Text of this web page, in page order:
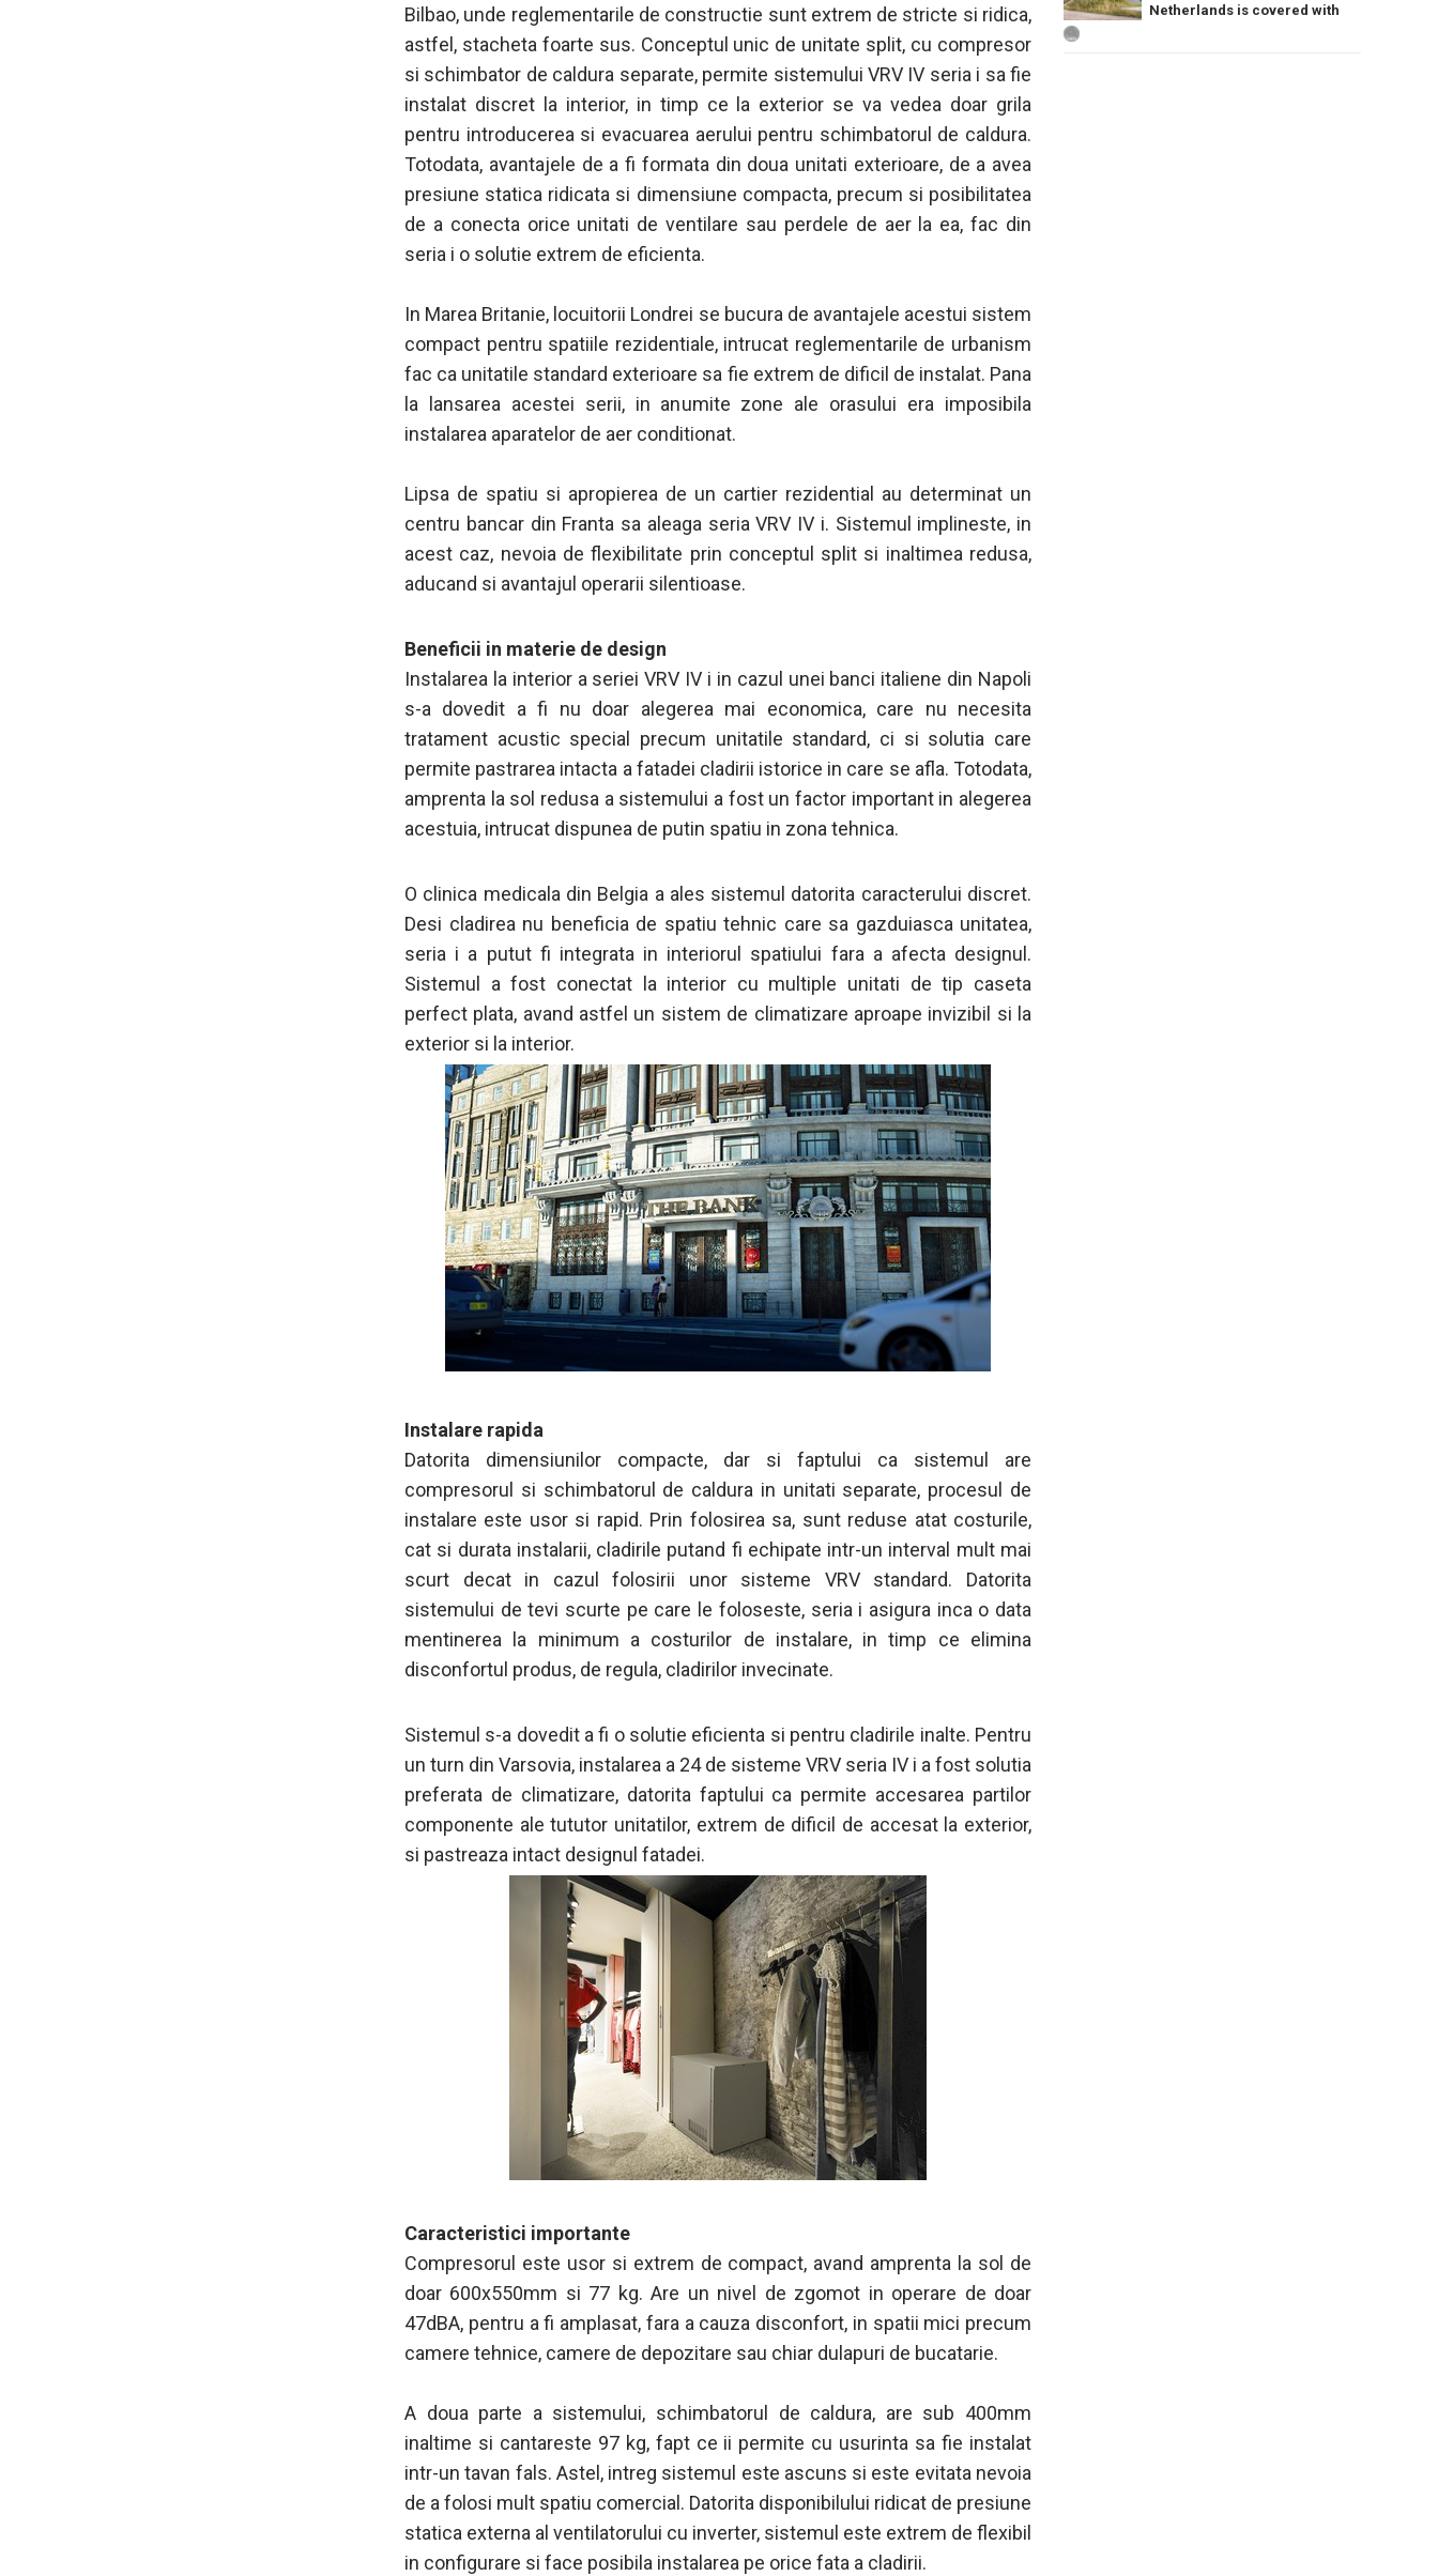
Bilbao, unde reglementarile de constructie sunt extrem de stricte si ridica,
astfel, stacheta foarte sus. Conceptul unic de unitate split, cu compresor
si schimbator de caldura separate, permite sistemului VRV IV seria i sa fie
instalat discret la interior, in timp ce la exterior se va vedea doar grila
pentru introducerea si evacuarea aerului pentru schimbatorul de caldura.
Totodata, avantajele de a fi formata din doua unitati exterioare, de a avea
presiune statica ridicata si dimensiune compacta, precum si posibilitatea
de a conecta orice unitati de ventilare sau perdele de aer la ea, fac din
seria i o solutie extrem de eficienta.
In Marea Britanie, locuitorii Londrei se bucura de avantajele acestui sistem
compact pentru spatiile rezidentiale, intrucat reglementarile de urbanism
fac ca unitatile standard exterioare sa fie extrem de dificil de instalat. Pana
la lansarea acestei serii, in anumite zone ale orasului era imposibila
instalarea aparatelor de aer conditionat.
Lipsa de spatiu si apropierea de un cartier rezidential au determinat un
centru bancar din Franta sa aleaga seria VRV IV i. Sistemul implineste, in
acest caz, nevoia de flexibilitate prin conceptul split si inaltimea redusa,
aducand si avantajul operarii silentioase.
Beneficii in materie de design
Instalarea la interior a seriei VRV IV i in cazul unei banci italiene din Napoli
s-a dovedit a fi nu doar alegerea mai economica, care nu necesita
tratament acustic special precum unitatile standard, ci si solutia care
permite pastrarea intacta a fatadei cladirii istorice in care se afla. Totodata,
amprenta la sol redusa a sistemului a fost un factor important in alegerea
acestuia, intrucat dispunea de putin spatiu in zona tehnica.
O clinica medicala din Belgia a ales sistemul datorita caracterului discret.
Desi cladirea nu beneficia de spatiu tehnic care sa gazduiasca unitatea,
seria i a putut fi integrata in interiorul spatiului fara a afecta designul.
Sistemul a fost conectat la interior cu multiple unitati de tip caseta
perfect plata, avand astfel un sistem de climatizare aproape invizibil si la
exterior si la interior.
Instalare rapida
Datorita dimensiunilor compacte, dar si faptului ca sistemul are
compresorul si schimbatorul de caldura in unitati separate, procesul de
instalare este usor si rapid. Prin folosirea sa, sunt reduse atat costurile,
cat si durata instalarii, cladirile putand fi echipate intr-un interval mult mai
scurt decat in cazul folosirii unor sisteme VRV standard. Datorita
sistemului de tevi scurte pe care le foloseste, seria i asigura inca o data
mentinerea la minimum a costurilor de instalare, in timp ce elimina
disconfortul produs, de regula, cladirilor invecinate.
Sistemul s-a dovedit a fi o solutie eficienta si pentru cladirile inalte. Pentru
un turn din Varsovia, instalarea a 24 de sisteme VRV seria IV i a fost solutia
preferata de climatizare, datorita faptului ca permite accesarea partilor
componente ale tututor unitatilor, extrem de dificil de accesat la exterior,
si pastreaza intact designul fatadei.
Caracteristici importante
Compresorul este usor si extrem de compact, avand amprenta la sol de
doar 600x550mm si 77 kg. Are un nivel de zgomot in operare de doar
47dBA, pentru a fi amplasat, fara a cauza disconfort, in spatii mici precum
camere tehnice, camere de depozitare sau chiar dulapuri de bucatarie.
A doua parte a sistemului, schimbatorul de caldura, are sub 400mm
inaltime si cantareste 97 kg, fapt ce ii permite cu usurinta sa fie instalat
intr-un tavan fals. Astel, intreg sistemul este ascuns si este evitata nevoia
de a folosi mult spatiu comercial. Datorita disponibilului ridicat de presiune
statica externa al ventilatorului cu inverter, sistemul este extrem de flexibil
in configurare si face posibila instalarea pe orice fata a cladirii.
Netherlands is covered with